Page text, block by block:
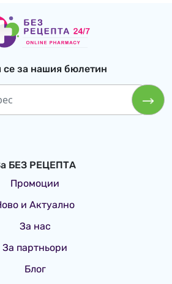
C12-15 Alkyl Benzoate, Dibutyl
Dicaprylate/Dicaprate,
Hexyl Benzoate,
Sulfonic
Root Extract, Glycyrrhetinic
C18-38 Alkyl ydroxystearoyl
Caprylyl Glycol,
Trisodium EDTA.
за нашия бюлетин
БЕЗ РЕЦЕПТА
Промоции
и Актуално
За нас
За партньори
Блог